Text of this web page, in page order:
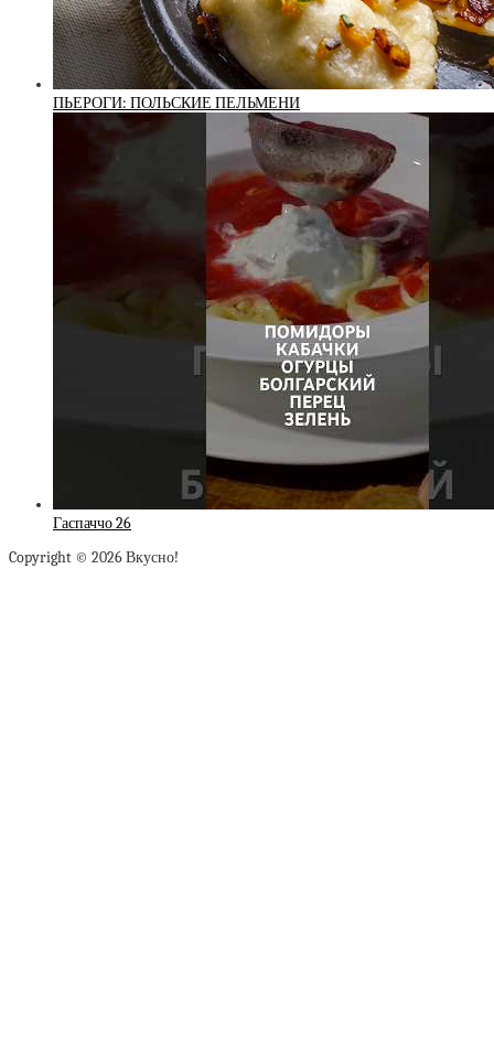
ПЬЕРОГИ: ПОЛЬСКИЕ ПЕЛЬМЕНИ
Гаспаччо 26
Copyright © 2026 Вкусно!